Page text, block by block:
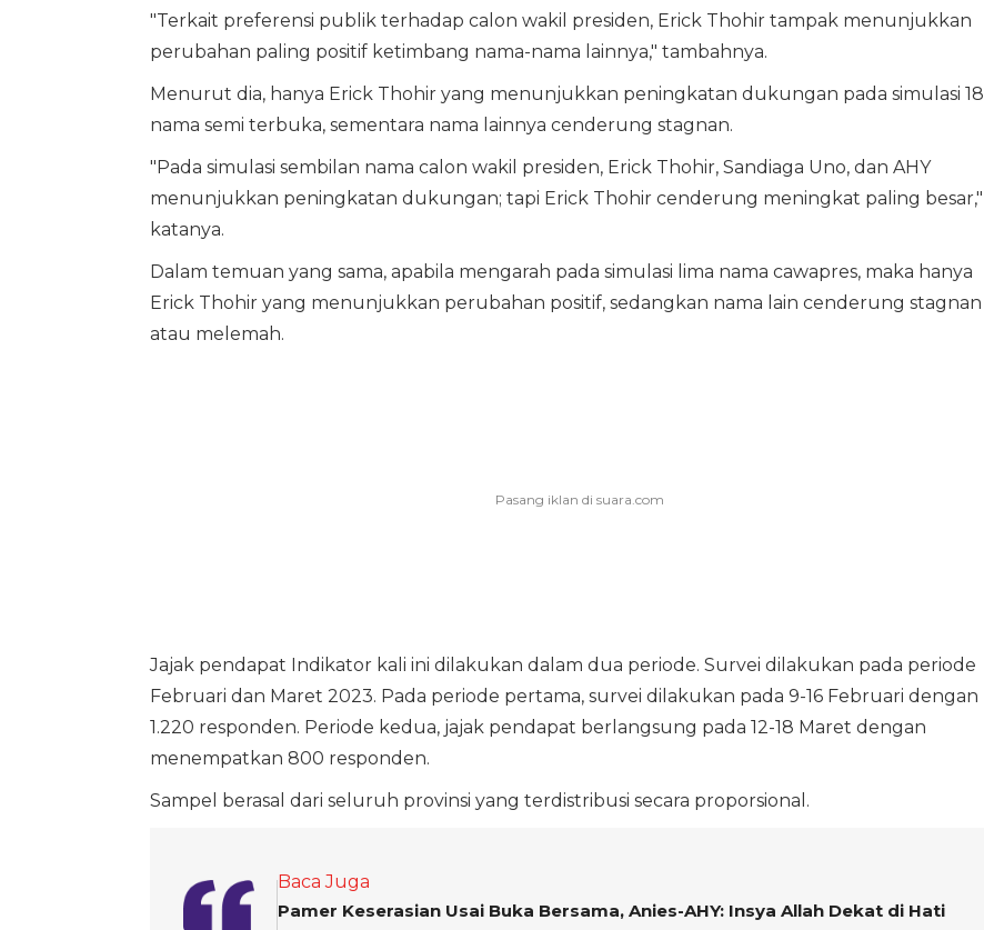
"Terkait preferensi publik terhadap calon wakil presiden, Erick Thohir tampak menunjukkan
perubahan paling positif ketimbang nama-nama lainnya," tambahnya.
Menurut dia, hanya Erick Thohir yang menunjukkan peningkatan dukungan pada simulasi 18
nama semi terbuka, sementara nama lainnya cenderung stagnan.
"Pada simulasi sembilan nama calon wakil presiden, Erick Thohir, Sandiaga Uno, dan AHY
menunjukkan peningkatan dukungan; tapi Erick Thohir cenderung meningkat paling besar,"
katanya.
Dalam temuan yang sama, apabila mengarah pada simulasi lima nama cawapres, maka hanya
Erick Thohir yang menunjukkan perubahan positif, sedangkan nama lain cenderung stagnan
atau melemah.
Jajak pendapat Indikator kali ini dilakukan dalam dua periode. Survei dilakukan pada periode
Februari dan Maret 2023. Pada periode pertama, survei dilakukan pada 9-16 Februari dengan
1.220 responden. Periode kedua, jajak pendapat berlangsung pada 12-18 Maret dengan
menempatkan 800 responden.
Sampel berasal dari seluruh provinsi yang terdistribusi secara proporsional.
Baca Juga
Pamer Keserasian Usai Buka Bersama, Anies-AHY: Insya Allah Dekat di Hati